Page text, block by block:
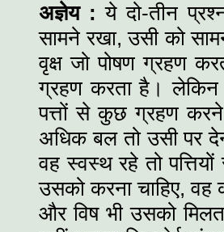
अज्ञेय : ये दो-तीन
सामने रखा, उसी को
वृक्ष जो पोषण ग्रहण
ग्रहण करता है। लेकिन
पत्तों से कुछ ग्रहण करने
अधिक बल तो उसी पर
वह स्वस्थ रहे तो
उसको करना चाहिए, वह
और विष भी उसको